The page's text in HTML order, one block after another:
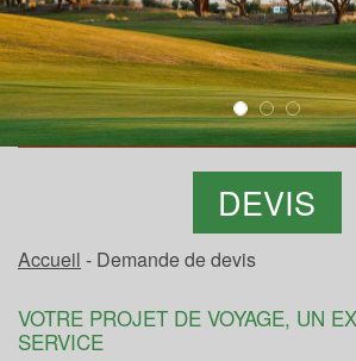
DEVIS
Accueil - Demande de devis
VOTRE PROJET DE VOYAGE, UN
SERVICE